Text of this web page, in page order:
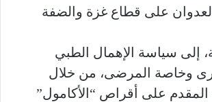
على قطاع غزة والضفة
إلى سياسة الإهمال الطبي
وخاصة المرضى، من خلال
المقدم على أقراص “الأكامول”